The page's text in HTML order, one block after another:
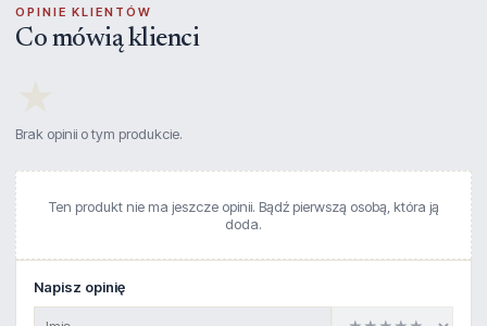
OPINIE KLIENTÓW
Co mówią klienci
Brak opinii o tym produkcie.
Ten produkt nie ma jeszcze opinii. Bądź pierwszą osobą, która ją
doda.
Napisz opinię